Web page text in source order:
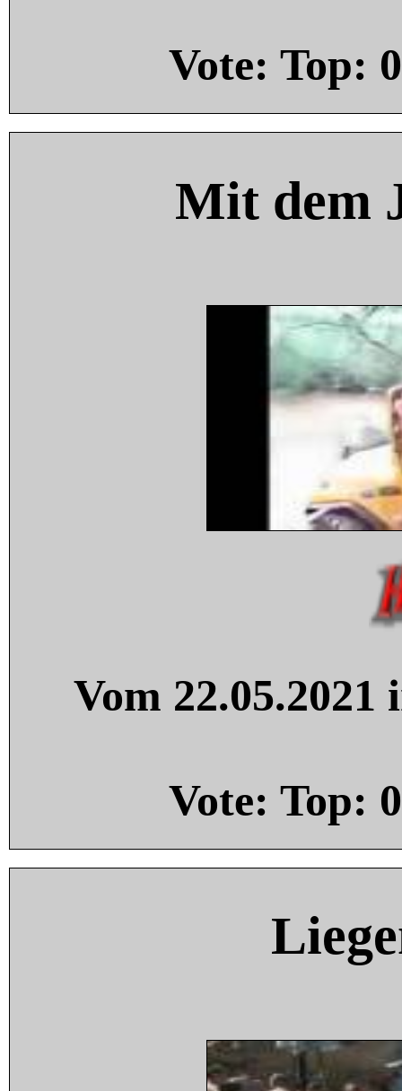
Vote: Top: 0
Mit dem
Vom
Vote: Top: 0